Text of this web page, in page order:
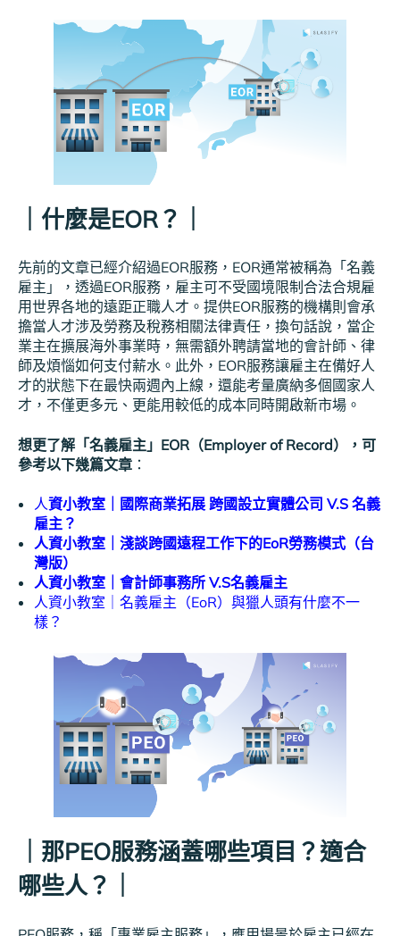
｜什麼是EOR？｜
先前的文章已經介紹過EOR服務，EOR通常被稱為「名義
雇主」，透過EOR服務，雇主可不受國境限制合法合規雇
用世界各地的遠距正職人才。提供EOR服務的機構則會承
擔當人才涉及勞務及稅務相關法律責任，換句話說，當企
業主在擴展海外事業時，無需額外聘請當地的會計師、律
師及煩惱如何支付薪水。此外，EOR服務讓雇主在備好人
才的狀態下在最快兩週內上線，還能考量廣納多個國家人
才，不僅更多元、更能用較低的成本同時開啟新市場。
想更了解「名義雇主」EOR（Employer of Record），可
參考以下幾篇文章 ：
人資小教室｜國際商業拓展 跨國設立實體公司 V.S 名義
雇主？
人資小教室｜淺談跨國遠程工作下的EoR勞務模式（台
灣版）
人資小教室｜會計師事務所 V.S名義雇主
人資小教室｜名義雇主（EoR）與獵人頭有什麼不一
樣？
｜那PEO服務涵蓋哪些項目？適合
哪些人？｜